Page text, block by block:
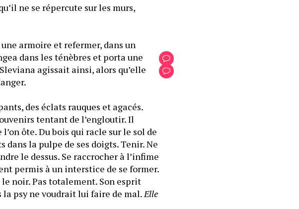
ne se répercute sur les murs,
armoire et refermer, dans un
dans les ténèbres et porta une
agissait ainsi, alors qu’elle
des éclats rauques et agacés.
tentant de l’engloutir. Il
ôte. Du bois qui racle sur le sol de
dans la pulpe de ses doigts. Tenir. Ne
le dessus. Se raccrocher à l’infime
permis à un interstice de se former.
noir. Pas totalement. Son esprit
psy ne voudrait lui faire de mal. Elle